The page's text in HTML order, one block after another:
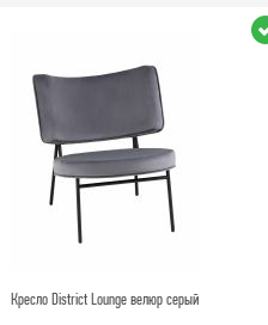
Кресло District Lounge велюр серый